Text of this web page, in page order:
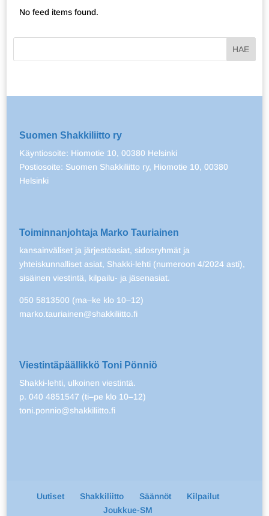
No feed items found.
Suomen Shakkiliitto ry
Käyntiosoite: Hiomotie 10, 00380 Helsinki
Postiosoite: Suomen Shakkiliitto ry, Hiomotie 10, 00380
Helsinki
Toiminnanjohtaja Marko Tauriainen
kansainväliset ja järjestöasiat, sidosryhmät ja
yhteiskunnalliset asiat, Shakki-lehti (numeroon 4/2024 asti),
sisäinen viestintä, kilpailu- ja jäsenasiat.
050 5813500 (ma–ke klo 10–12)
marko.tauriainen@shakkiliitto.fi
Viestintäpäällikkö Toni Pönniö
Shakki-lehti, ulkoinen viestintä.
p. 040 4851547 (ti–pe klo 10–12)
toni.ponnio@shakkiliitto.fi
Uutiset Shakkiliitto Säännöt
Kilpailut
Joukkue-SM